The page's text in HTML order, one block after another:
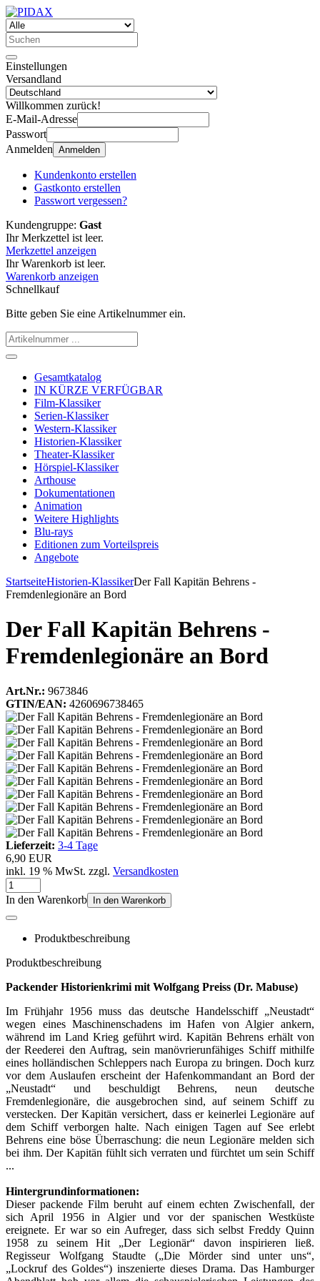
Einstellungen
Versandland
Willkommen zurück!
E-Mail-Adresse
Passwort
Anmelden Anmelden
Kundenkonto erstellen
Gastkonto erstellen
Passwort vergessen?
Kundengruppe: Gast
Ihr Merkzettel ist leer.
Merkzettel anzeigen
Ihr Warenkorb ist leer.
Warenkorb anzeigen
Schnellkauf
Bitte geben Sie eine Artikelnummer ein.
Gesamtkatalog
IN KÜRZE VERFÜGBAR
Film-Klassiker
Serien-Klassiker
Western-Klassiker
Historien-Klassiker
Theater-Klassiker
Hörspiel-Klassiker
Arthouse
Dokumentationen
Animation
Weitere Highlights
Blu-rays
Editionen zum Vorteilspreis
Angebote
StartseiteHistorien-KlassikerDer Fall Kapitän Behrens -
Fremdenlegionäre an Bord
Der Fall Kapitän Behrens -
Fremdenlegionäre an Bord
Art.Nr.: 9673846
GTIN/EAN: 4260696738465
Lieferzeit: 3-4 Tage
6,90 EUR
inkl. 19 % MwSt. zzgl. Versandkosten
In den Warenkorb In den Warenkorb
Produktbeschreibung
Produktbeschreibung
Packender Historienkrimi mit Wolfgang Preiss (Dr. Mabuse)
Im Frühjahr 1956 muss das deutsche Handelsschiff „Neustadt“
wegen eines Maschinenschadens im Hafen von Algier ankern,
während im Land Krieg geführt wird. Kapitän Behrens erhält von
der Reederei den Auftrag, sein manövrierunfähiges Schiff mithilfe
eines holländischen Schleppers nach Europa zu bringen. Doch kurz
vor dem Auslaufen erscheint der Hafenkommandant an Bord der
„Neustadt“ und beschuldigt Behrens, neun deutsche
Fremdenlegionäre, die ausgebrochen sind, auf seinem Schiff zu
verstecken. Der Kapitän versichert, dass er keinerlei Legionäre auf
dem Schiff verborgen halte. Nach einigen Tagen auf See erlebt
Behrens eine böse Überraschung: die neun Legionäre melden sich
bei ihm. Der Kapitän fühlt sich verraten und fürchtet um sein Schiff
...
Hintergrundinformationen:
Dieser packende Film beruht auf einem echten Zwischenfall, der
sich April 1956 in Algier und vor der spanischen Westküste
ereignete. Er war so ein Aufreger, dass sich selbst Freddy Quinn
1958 zu seinem Hit „Der Legionär“ davon inspirieren ließ.
Regisseur Wolfgang Staudte („Die Mörder sind unter uns“,
„Lockruf des Goldes“) inszenierte dieses Drama. Das Hamburger